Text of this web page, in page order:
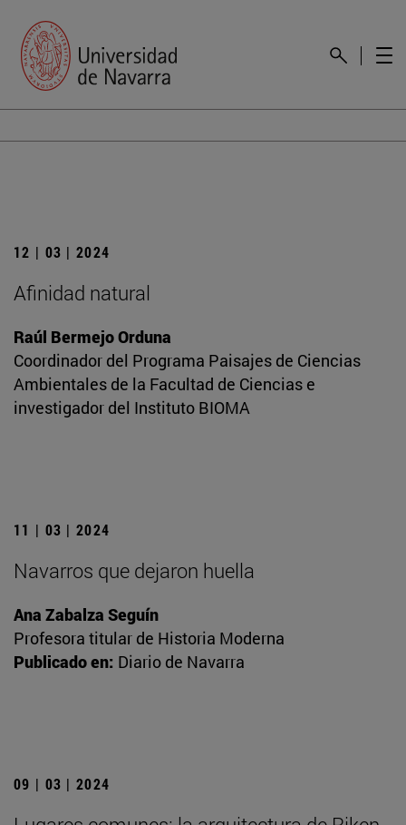
12 | 03 | 2024
Afinidad natural
Raúl Bermejo Orduna
Coordinador del Programa Paisajes de Ciencias
Ambientales de la Facultad de Ciencias e
investigador del Instituto BIOMA
11 | 03 | 2024
Navarros que dejaron huella
Ana Zabalza Seguín
Profesora titular de Historia Moderna
Publicado en: Diario de Navarra
09 | 03 | 2024